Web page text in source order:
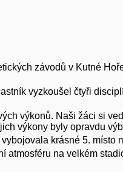
závodů v Kutné
vyzkoušel čtyři
výkonů. Naši žáci si
výkony byly opravdu
krásné 5.
atmosféru na velkém